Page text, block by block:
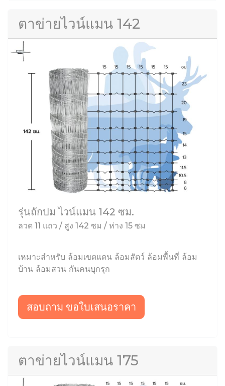
ตาข่ายไวน์แมน 142
รุ่นถักปม ไวน์แมน 142 ซม.
ลวด 11 แถว / สูง 142 ซม / ห่าง 15 ซม
เหมาะสำหรับ ล้อมเขตแดน ล้อมสัตว์ ล้อมพื้นที่ ล้อม
บ้าน ล้อมสวน กันคนบุกรุก
สอบถาม ขอใบเสนอราคา
ตาข่ายไวน์แมน 175